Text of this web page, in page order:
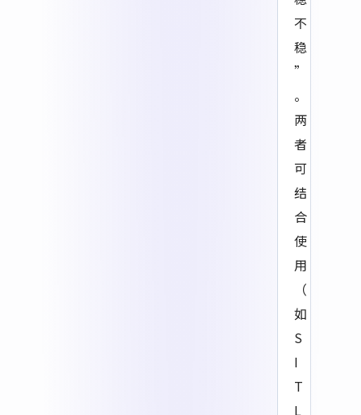
不
稳
”
。
两
者
可
结
合
使
用
（
如
S
I
T
L